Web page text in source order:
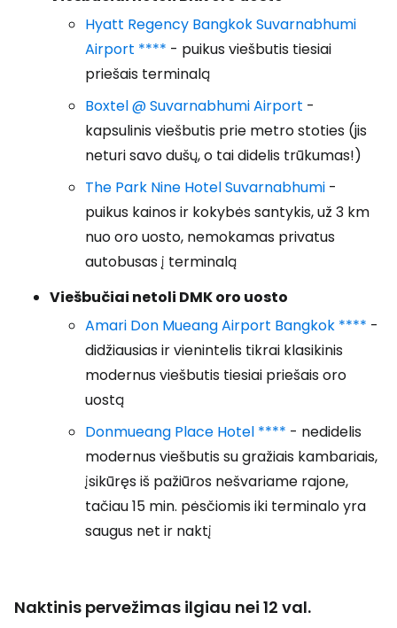
Hyatt Regency Bangkok Suvarnabhumi
Airport **** - puikus viešbutis tiesiai
priešais terminalą
Boxtel @ Suvarnabhumi Airport -
kapsulinis viešbutis prie metro stoties (jis
neturi savo dušų, o tai didelis trūkumas!)
The Park Nine Hotel Suvarnabhumi -
puikus kainos ir kokybės santykis, už 3 km
nuo oro uosto, nemokamas privatus
autobusas į terminalą
Viešbučiai netoli DMK oro uosto
Amari Don Mueang Airport Bangkok **** -
didžiausias ir vienintelis tikrai klasikinis
modernus viešbutis tiesiai priešais oro
uostą
Donmueang Place Hotel **** - nedidelis
modernus viešbutis su gražiais kambariais,
įsikūręs iš pažiūros nešvariame rajone,
tačiau 15 min. pėsčiomis iki terminalo yra
saugus net ir naktį
Naktinis pervežimas ilgiau nei 12 val.